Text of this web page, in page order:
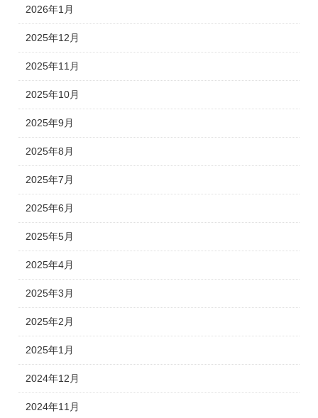
2026年1月
2025年12月
2025年11月
2025年10月
2025年9月
2025年8月
2025年7月
2025年6月
2025年5月
2025年4月
2025年3月
2025年2月
2025年1月
2024年12月
2024年11月